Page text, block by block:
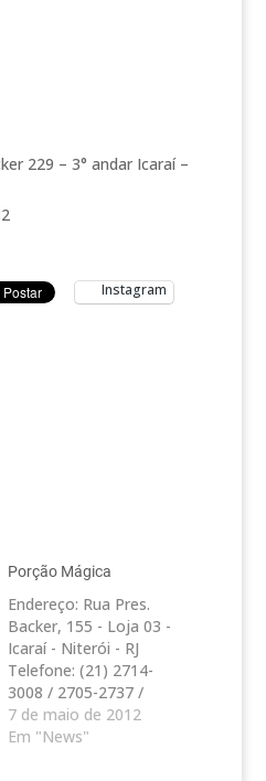
229 – 3° andar Icaraí –
Instagram
Porção Mágica
Endereço: Rua Pres.
Backer, 155 - Loja 03 -
Icaraí - Niterói - RJ
Telefone: (21) 2714-
3008 / 2705-2737 /
2710-8043 Endereço:
Rua da Conceição, 48 -
7 de maio de 2012
Em "News"